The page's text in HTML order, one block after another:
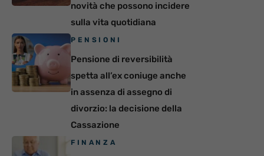
novità che possono incidere
sulla vita quotidiana
PENSIONI
Pensione di reversibilità
spetta all’ex coniuge anche
in assenza di assegno di
divorzio: la decisione della
Cassazione
FINANZA